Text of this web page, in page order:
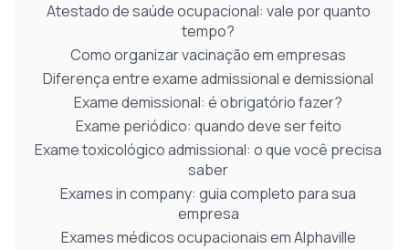
Atestado de saúde ocupacional: vale por quanto
tempo?
Como organizar vacinação em empresas
Diferença entre exame admissional e demissional
Exame demissional: é obrigatório fazer?
Exame periódico: quando deve ser feito
Exame toxicológico admissional: o que você precisa
saber
Exames in company: guia completo para sua
empresa
Exames médicos ocupacionais em Alphaville